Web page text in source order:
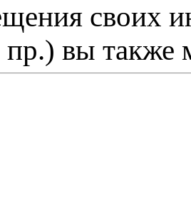
своих
пр.) вы также